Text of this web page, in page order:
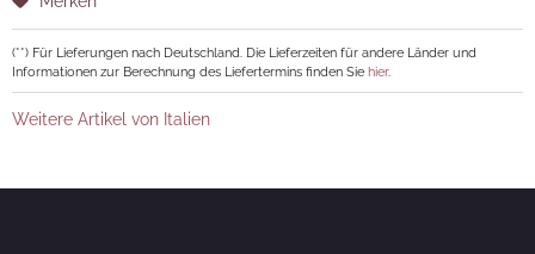
(**) Für Lieferungen nach Deutschland. Die Lieferzeiten für andere Länder und
Informationen zur Berechnung des Liefertermins finden Sie hier.
Weitere Artikel von Italien